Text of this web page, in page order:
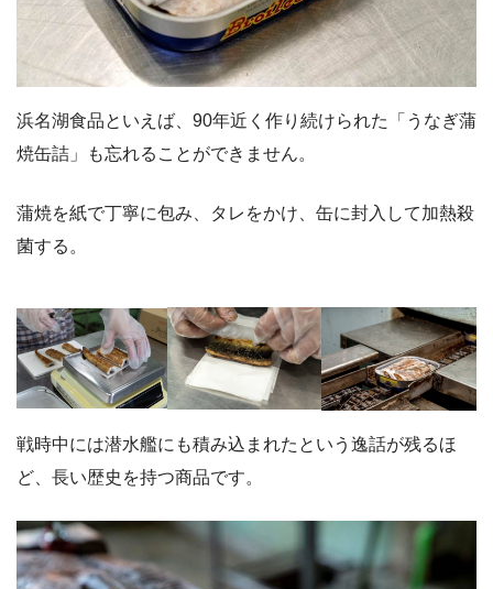
浜名湖食品といえば、90年近く作り続けられた「うなぎ蒲
焼缶詰」も忘れることができません。
蒲焼を紙で丁寧に包み、タレをかけ、缶に封入して加熱殺
菌する。
戦時中には潜水艦にも積み込まれたという逸話が残るほ
ど、長い歴史を持つ商品です。